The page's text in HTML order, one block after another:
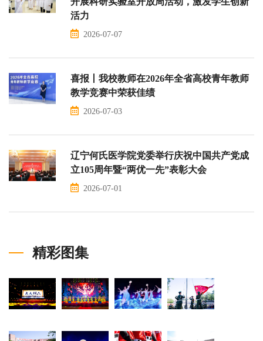
活力
2026-07-07
喜报丨我校教师在2026年全省高校青年教师
教学竞赛中荣获佳绩
2026-07-03
辽宁何氏医学院党委举行庆祝中国共产党成
立105周年暨“两优一先”表彰大会
2026-07-01
精彩图集